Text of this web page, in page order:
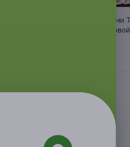
Консультация с картами
от Валентины Гончаровой
консультация
Таро от специалиста